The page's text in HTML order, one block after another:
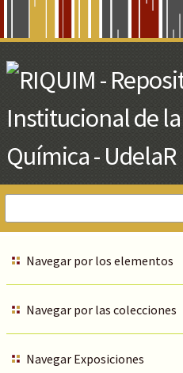
Main
Content
Navegar por los elementos
Navegar por las colecciones
Navegar Exposiciones